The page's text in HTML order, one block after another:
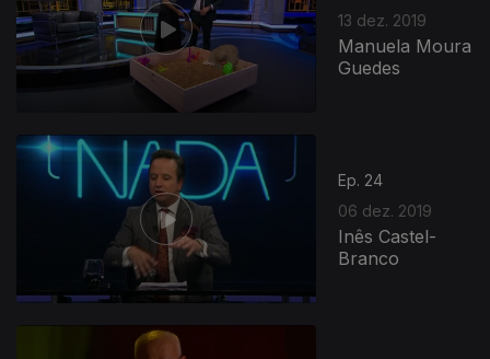
13 dez. 2019
Manuela Moura
Guedes
Ep. 24
06 dez. 2019
Inês Castel-
Branco